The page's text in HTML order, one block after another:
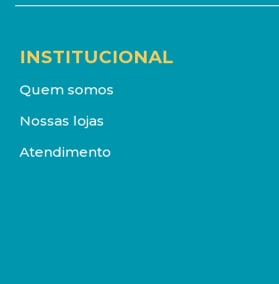
INSTITUCIONAL
Quem somos
Nossas lojas
Atendimento